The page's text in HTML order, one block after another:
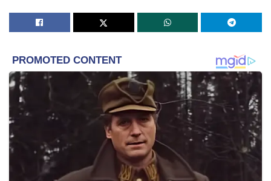
dari Thailand Don Pramudwinai, Sabtu malam, yang
Saifuddin ke Bangkok.
Menurutnya kedua-dua pemimpin itu bersetuju bahawa
lanjutan waktu operasi itu akan memberi tumpuan khusus
kepada kenderaan kargo dan kenderaan berat yang sering
berurusan di sempadan dua negara.
“Keputusan itu dibuat sebagai susulan kepada persetujuan
yang dicapai antara Perdana Menteri kedua-dua negara